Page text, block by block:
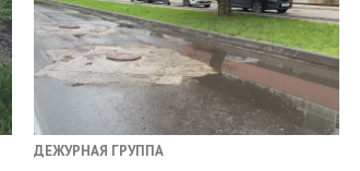
ДЕЖУРНАЯ ГРУППА